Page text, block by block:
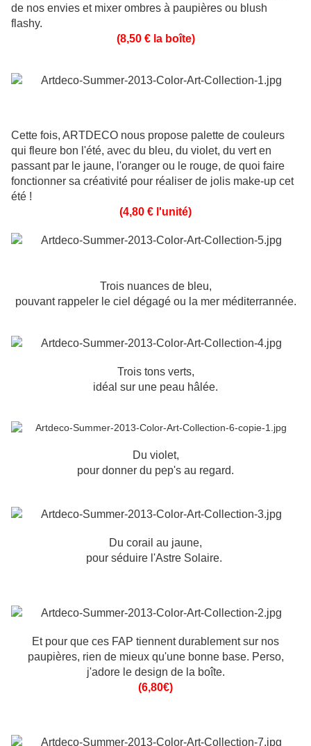
de nos envies et mixer ombres à paupières ou blush
flashy.
(8,50 € la boîte)
Cette fois, ARTDECO nous propose palette de couleurs
qui fleure bon l'été, avec du bleu, du violet, du vert en
passant par le jaune, l'oranger ou le rouge, de quoi faire
fonctionner sa créativité pour réaliser de jolis make-up cet
été !
(4,80 € l'unité)
Trois nuances de bleu,
pouvant rappeler le ciel dégagé ou la mer méditerrannée.
Trois tons verts,
idéal sur une peau hâlée.
Du violet,
pour donner du pep's au regard.
Du corail au jaune,
pour séduire l'Astre Solaire.
Et pour que ces FAP tiennent durablement sur nos
paupières, rien de mieux qu'une bonne base. Perso,
j'adore le design de la boîte.
(6,80€)